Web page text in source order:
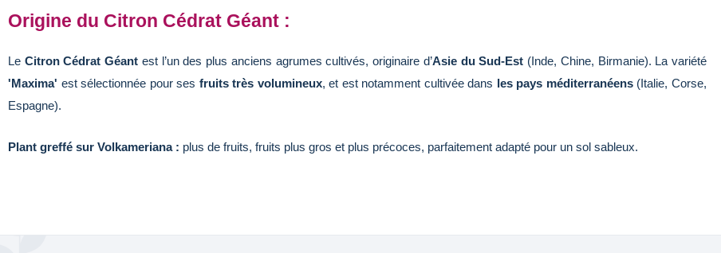
Origine du Citron Cédrat Géant :
Le Citron Cédrat Géant est l’un des plus anciens agrumes cultivés, originaire d’Asie du Sud-Est (Inde, Chine, Birmanie). La variété
'Maxima' est sélectionnée pour ses fruits très volumineux, et est notamment cultivée dans les pays méditerranéens(Italie, Corse,
Espagne).
Plant greffé sur Volkameriana : plus de fruits, fruits plus gros et plus précoces, parfaitement adapté pour un sol sableux.